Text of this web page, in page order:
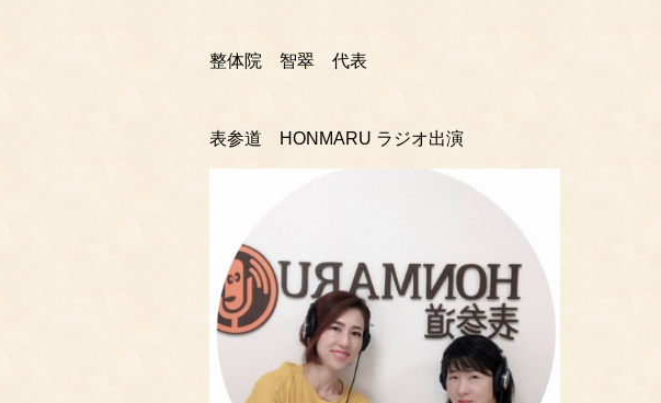
整体院 智翠 代表
表参道 HONMARU ラジオ出演